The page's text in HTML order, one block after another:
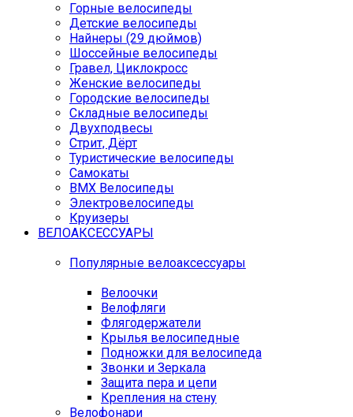
Горные велосипеды
Детские велосипеды
Найнеры (29 дюймов)
Шоссейные велосипеды
Гравел, Циклокросс
Женские велосипеды
Городcкие велосипеды
Складные велосипеды
Двухподвесы
Стрит, Дёрт
Туристические велосипеды
Самокаты
BMX Велосипеды
Электровелосипеды
Круизеры
ВЕЛОАКСЕССУАРЫ
Популярные велоаксессуары
Велоочки
Велофляги
Флягодержатели
Крылья велосипедные
Подножки для велосипеда
Звонки и Зеркала
Защита пера и цепи
Крепления на стену
Велофонари